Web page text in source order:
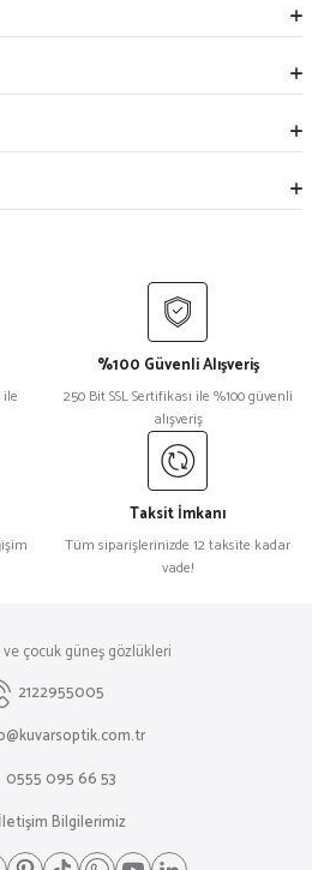
%100 Güvenli Alışveriş
250 Bit SSL Sertifikası ile %100 güvenli
alışveriş
Taksit İmkanı
Tüm siparişlerinizde 12 taksite kadar
vade!
ve çocuk güneş gözlükleri
2122955005
0555 095 66 53
İletişim Bilgilerimiz